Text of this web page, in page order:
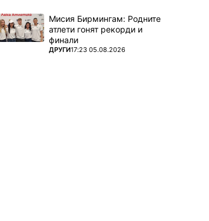
Мисия Бирмингам: Родните
атлети гонят рекорди и
финали
ПОВЕЧЕ ОТ
ДРУГИ17:23 05.08.2026